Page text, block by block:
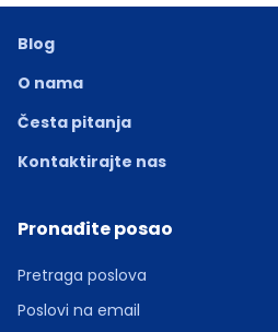
Blog
O nama
Česta pitanja
Kontaktirajte nas
Pronađite posao
Pretraga poslova
Poslovi na email